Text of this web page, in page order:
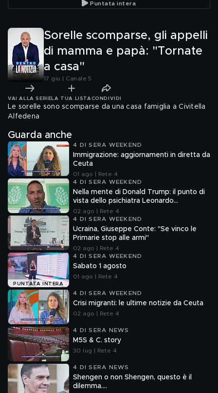
Puntata intera
Sorelle scomparse, gli appelli
di mamma e papà: "Tornate
a casa"
17 giu | Canale 5
VAI ALLA SERIE LA TUA LISTA CONDIVIDI
Le sorelle sono scomparse da una casa famiglia a Civitella
Alfedena
Guarda anche
4 DI SERA WEEKEND
Immigrazione: aggiornamenti in diretta da
Ceuta
01 ago | Rete 4
4 DI SERA WEEKEND
Nella mente di Donald Trump: il punto di
vista dello psichiatra Leonardo
Mendolicchio
02 ago | Rete 4
4 DI SERA WEEKEND
Ucraina, Giuseppe Conte: "Se vinco le
Primarie stop alle armi"
02 ago | Rete 4
PUNTATA INTERA
4 DI SERA WEEKEND
Sabato 1 agosto
01 ago | Rete 4
4 DI SERA WEEKEND
Crisi migranti: le ultime notizie da Ceuta
02 ago | Rete 4
4 DI SERA NEWS
M5S & C. story
30 lug | Rete 4
4 DI SERA NEWS
Shengen o non Shengen, questo è il
dilemma....